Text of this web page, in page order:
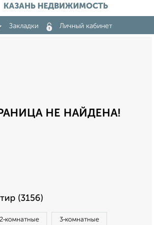
КАЗАНЬ НЕДВИЖИМОСТЬ
Закладки Личный кабинет
НЕ НАЙДЕНА!
(3156)
2‑комнатные 3‑комнатные